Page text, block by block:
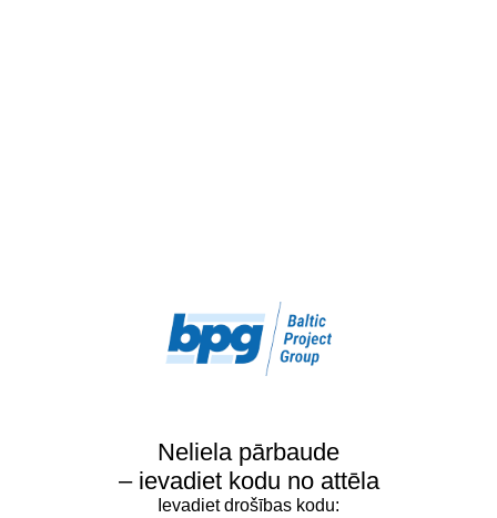
Neliela pārbaude
– ievadiet kodu no attēla
Ievadiet drošības kodu: